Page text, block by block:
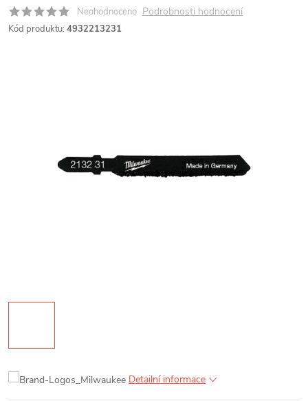
Neohodnoceno Podrobnosti hodnocení
Kód produktu: 4932213231
Detailní informace